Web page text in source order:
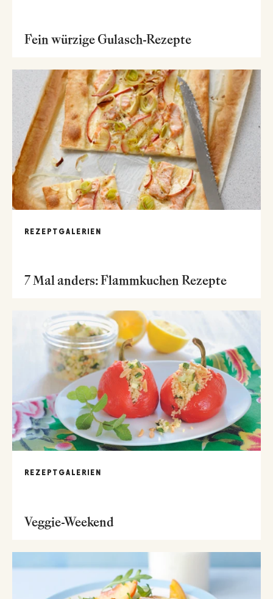
Fein würzige Gulasch-Rezepte
REZEPTGALERIEN
7 Mal anders: Flammkuchen Rezepte
REZEPTGALERIEN
Veggie-Weekend